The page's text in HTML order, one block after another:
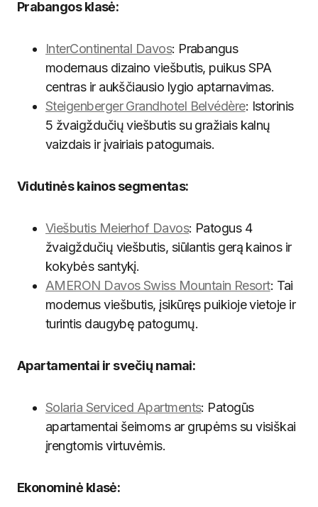
Prabangos klasė:
InterContinental Davos: Prabangus
modernaus dizaino viešbutis, puikus SPA
centras ir aukščiausio lygio aptarnavimas.
Steigenberger Grandhotel Belvédère: Istorinis
5 žvaigždučių viešbutis su gražiais kalnų
vaizdais ir įvairiais patogumais.
Vidutinės kainos segmentas:
Viešbutis Meierhof Davos: Patogus 4
žvaigždučių viešbutis, siūlantis gerą kainos ir
kokybės santykį.
AMERON Davos Swiss Mountain Resort: Tai
modernus viešbutis, įsikūręs puikioje vietoje ir
turintis daugybę patogumų.
Apartamentai ir svečių namai:
Solaria Serviced Apartments: Patogūs
apartamentai šeimoms ar grupėms su visiškai
įrengtomis virtuvėmis.
Ekonominė klasė: